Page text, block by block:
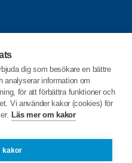
dig som besökare en bättre
analyserar information om
för att förbättra funktioner och
Vi använder kakor (cookies) för
Läs mer om kakor
kakor